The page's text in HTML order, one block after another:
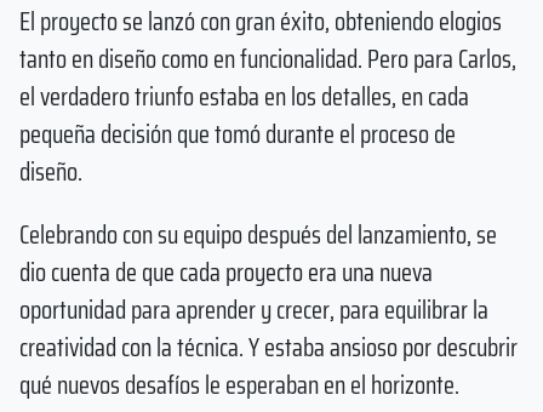
El proyecto se lanzó con gran éxito, obteniendo elogios
tanto en diseño como en funcionalidad. Pero para Carlos,
el verdadero triunfo estaba en los detalles, en cada
pequeña decisión que tomó durante el proceso de
diseño.
Celebrando con su equipo después del lanzamiento, se
dio cuenta de que cada proyecto era una nueva
oportunidad para aprender y crecer, para equilibrar la
creatividad con la técnica. Y estaba ansioso por descubrir
qué nuevos desafíos le esperaban en el horizonte.